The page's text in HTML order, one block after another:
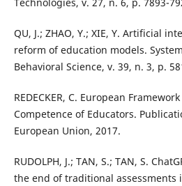
QU, J.; ZHAO, Y.; XIE, Y. Artificial
reform of education models.
Behavioral Science, v. 39, n. 3, p.
REDECKER, C. European
Competence of Educators.
European Union, 2017.
RUDOLPH, J.; TAN, S.; TAN, S.
the end of traditional assessments